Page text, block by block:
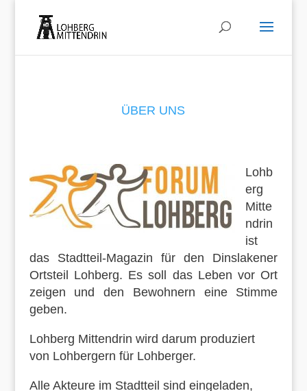
ÜBER UNS
Lohb
erg
Mitte
ndrin
ist
das Stadtteil-Magazin für den Dinslakener
Ortsteil Lohberg. Es soll das Leben vor Ort
zeigen und den Bewohnern eine Stimme
geben.
Lohberg Mittendrin wird darum produziert
von Lohbergern für Lohberger.
Alle Akteure im Stadtteil sind eingeladen,